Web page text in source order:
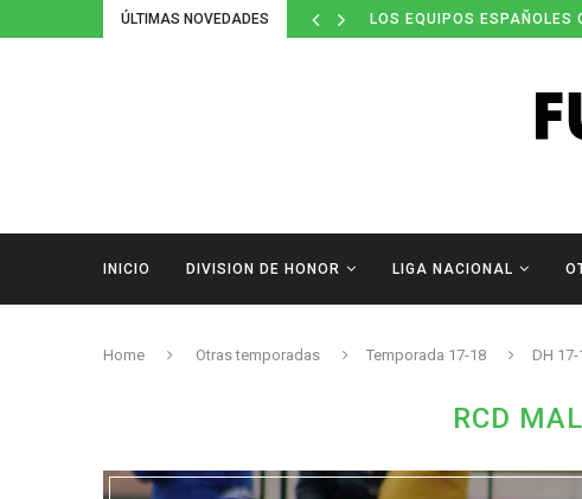
ÚLTIMAS NOVEDADES LOS EQUIPOS ESPAÑOLES
INICIO DIVISION DE HONOR LIGA NACIONAL
Home Otras temporadas Temporada 17-18 DH 17-
RCD